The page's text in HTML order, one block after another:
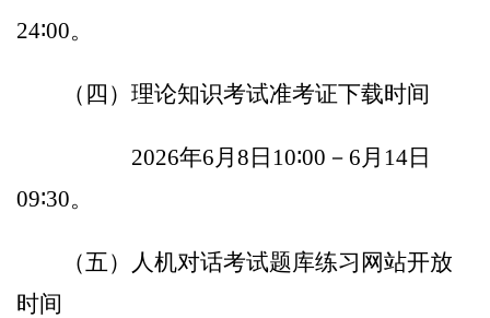
24∶00。
（四）理论知识考试准考证下载时间
2026年6 月 8 日 10∶00 － 6 月 14日
09∶30。
（五） 人机对话考试题库练习网站开放
时间